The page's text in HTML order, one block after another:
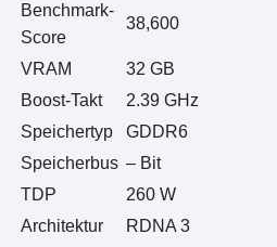
Benchmark-
Score
38,600
VRAM 32 GB
Boost-Takt
2.39 GHz
Speichertyp
GDDR6
Speicherbus – Bit
TDP
260 W
Architektur
RDNA 3